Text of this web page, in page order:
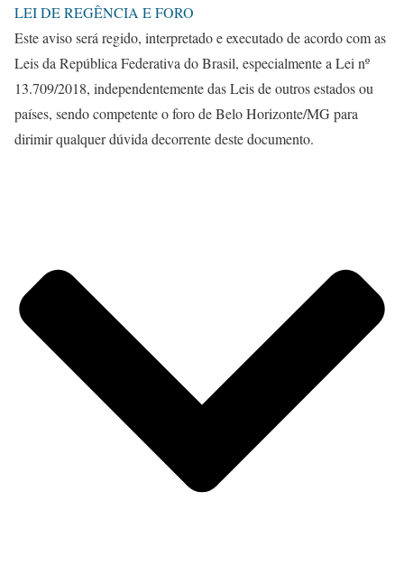
LEI DE REGÊNCIA E FORO
Este aviso será regido, interpretado e executado de acordo com as
Leis da República Federativa do Brasil, especialmente a Lei nº
13.709/2018, independentemente das Leis de outros estados ou
países, sendo competente o foro de Belo Horizonte/MG para
dirimir qualquer dúvida decorrente deste documento.